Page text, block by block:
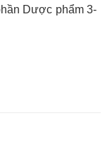
Dược phẩm 3-